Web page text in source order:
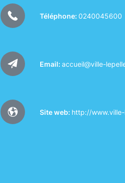
Téléphone: 0240045600
Email: accueil@ville-
Site web: http://